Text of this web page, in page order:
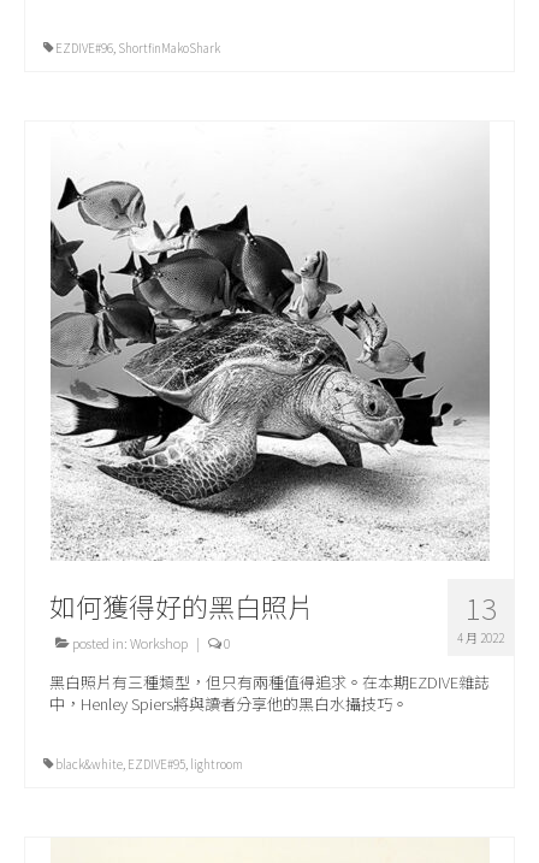
EZDIVE#96 ShortfinMakoShark
13
4 月 2022
如何獲得好的黑白照片
posted in:Workshop | 0
黑白照片有三種類型，但只有兩種值得追求。在本期EZDIVE雜誌
中，Henley Spiers將與讀者分享他的黑白水攝技巧。
black&white EZDIVE#95 lightroom